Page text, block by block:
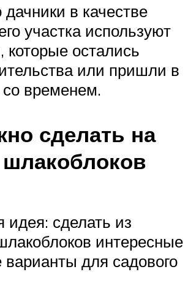
в качестве
участка используют
остались
или пришли в
со временем.
сделать на
идея: сделать из
интересные
для садового